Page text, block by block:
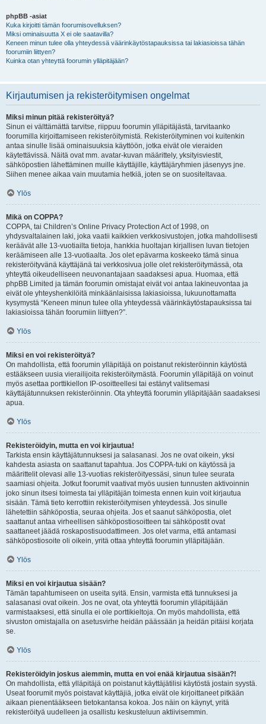
phpBB -asiat
Kuka kirjoitti tämän foorumisovelluksen?
Miksi ominaisuutta X ei ole saatavilla?
Keneen minun tulee olla yhteydessä väärinkäytöstapauksissa tai lakiasioissa tähän
foorumiin liittyen?
Kuinka otan yhteyttä foorumin ylläpitäjään?
Kirjautumisen ja rekisteröitymisen ongelmat
Miksi minun pitää rekisteröityä?
Sinun ei välttämättä tarvitse, riippuu foorumin ylläpitäjästä, tarvitaanko
foorumilla kirjoittamiseen rekisteröitymistä. Rekisteröityminen voi kuitenkin
antaa sinulle lisää ominaisuuksia käyttöön, jotka eivät ole vieraiden
käytettävissä. Näitä ovat mm. avatar-kuvan määrittely, yksityisviestit,
sähköpostien lähettäminen muille käyttäjille, käyttäjäryhmien jäsenyys jne.
Siihen menee aikaa vain muutamia hetkiä, joten se on suositeltavaa.
Ylös
Mikä on COPPA?
COPPA, tai Children’s Online Privacy Protection Act of 1998, on
yhdysvaltalainen laki, joka vaatii kaikkien verkkosivustojen, jotka mahdollisesti
keräävät alle 13-vuotiailta tietoja, hankkia huoltajan kirjallisen luvan tietojen
keräämiseen alle 13-vuotiaalta. Jos olet epävarma koskeeko tämä sinua
rekisteröityvänä käyttäjänä tai verkkosivua jolle olet rekisteröitymässä, ota
yhteyttä oikeudelliseen neuvonantajaan saadaksesi apua. Huomaa, että
phpBB Limited ja tämän foorumin omistajat eivät voi antaa lakineuvontaa ja
eivät ole yhteyshenkilöitä minkäänlaisissa lakiasioissa, lukuunottamatta
kysymystä “Keneen minun tulee olla yhteydessä väärinkäytöstapauksissa tai
lakiasioissa tähän foorumiin liittyen?”.
Ylös
Miksi en voi rekisteröityä?
On mahdollista, että foorumin ylläpitäjä on poistanut rekisteröinnin käytöstä
estääkseen uusia vierailijoita rekisteröitymästä. Foorumin ylläpitäjä on voinut
myös asettaa porttikiellon IP-osoitteellesi tai estänyt valitsemasi
käyttäjätunnuksen rekisteröinnin. Ota yhteyttä foorumin ylläpitäjään saadaksesi
apua.
Ylös
Rekisteröidyin, mutta en voi kirjautua!
Tarkista ensin käyttäjätunnuksesi ja salasanasi. Jos ne ovat oikein, yksi
kahdesta asiasta on saattanut tapahtua. Jos COPPA-tuki on käytössä ja
määrittelit olevasi alle 13-vuotias rekisteröityessäsi, sinun tulee seurata
saamiasi ohjeita. Jotkut foorumit vaativat myös uusien tunnusten aktivoinnin
joko sinun itsesi toimesta tai ylläpitäjän toimesta ennen kuin voit kirjautua
sisään. Tämä tieto kerrottiin rekisteröitymisen yhteydessä. Jos sinulle
lähetettiin sähköpostia, seuraa ohjeita. Jos et saanut sähköpostia, olet
saattanut antaa virheellisen sähköpostiosoitteen tai sähköpostit ovat
saattaneet jäädä roskapostisuodattimeen. Jos olet varma, että antamasi
sähköpostiosoite oli oikein, yritä ottaa yhteyttä foorumin ylläpitäjään.
Ylös
Miksi en voi kirjautua sisään?
Tämän tapahtumiseen on useita syitä. Ensin, varmista että tunnuksesi ja
salasanasi ovat oikein. Jos ne ovat, ota yhteyttä foorumin ylläpitäjään
varmistaaksesi, että sinulla ei ole porttikieltoja. On myös mahdollista, että
sivuston omistajalla on asetusvirhe heidän päässään ja heidän pitäisi korjata
se.
Ylös
Rekisteröidyin joskus aiemmin, mutta en voi enää kirjautua sisään?!
On mahdollista, että ylläpitäjä on poistanut käyttäjätilisi käytöstä jostain syystä.
Useat foorumit myös poistavat käyttäjiä, jotka eivät ole kirjoittaneet pitkään
aikaan pienentääkseen tietokantansa kokoa. Jos näin on käynyt, yritä
rekisteröityä uudelleen ja osallistu keskusteluun aktiivisemmin.